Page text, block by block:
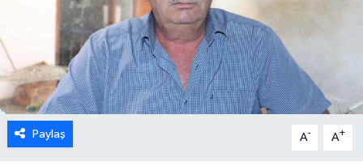
Paylaş A- A+
GÜNEY KIBRIS
İÇ HABERLER
KÜLTÜR SANAT